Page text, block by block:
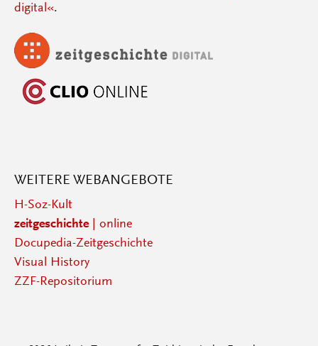
digital«.
WEITERE WEBANGEBOTE
H-Soz-Kult
zeitgeschichte| online
Docupedia-Zeitgeschichte
Visual History
ZZF-Repositorium